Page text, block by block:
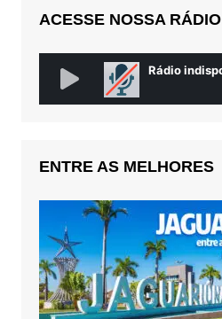
ACESSE NOSSA RÁDIO
ENTRE AS MELHORES